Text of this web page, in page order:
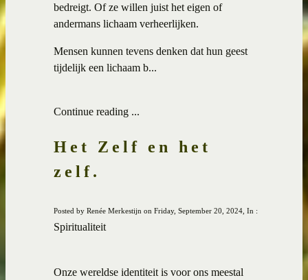
bedreigt. Of ze willen juist het eigen of
andermans lichaam verheerlijken.
Mensen kunnen tevens denken dat hun geest
tijdelijk een lichaam b...
Continue reading ...
Het Zelf en het
zelf.
Posted by Renée Merkestijn on Friday, September 20, 2024, In :
Spiritualiteit
Onze wereldse identiteit is voor ons meestal